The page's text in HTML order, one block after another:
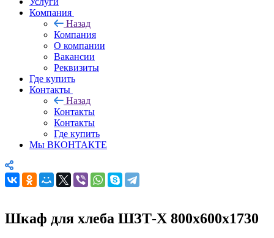
Компания
Назад
Компания
О компании
Вакансии
Реквизиты
Где купить
Контакты
Назад
Контакты
Контакты
Где купить
Мы ВКОНТАКТЕ
Шкаф для хлеба ШЗТ-Х 800х600х1730